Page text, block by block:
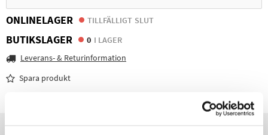
ONLINELAGER TILLFÄLLIGT SLUT
BUTIKSLAGER 0 I LAGER
Leverans- & Returinformation
Spara produkt
Produktinformation